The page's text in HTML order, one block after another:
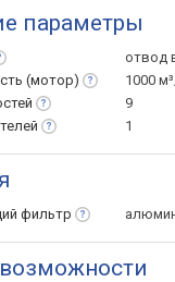
параметры
отвод
(мотор)
1000
9
1
фильтр